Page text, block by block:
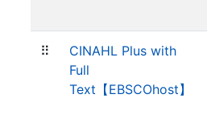
⠿
CINAHL Plus with
Full
Text【EBSCOhost】